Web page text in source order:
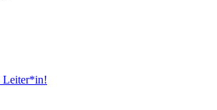
Leiter*in!